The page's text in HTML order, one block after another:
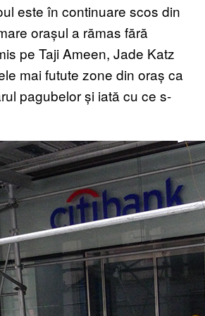
este în continuare scos din
orașul a rămas fără
pe Taji Ameen, Jade Katz
mai futute zone din oraș ca
pagubelor și iată cu ce s-